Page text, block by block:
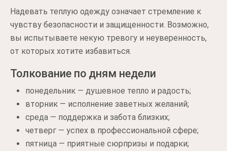
Надевать теплую одежду означает стремление к
чувству безопасности и защищенности. Возможно,
вы испытываете некую тревогу и неуверенность,
от которых хотите избавиться.
Толкование по дням недели
понедельник — душевное тепло и радость;
вторник — исполнение заветных желаний;
среда — поддержка и забота близких;
четверг — успех в профессиональной сфере;
пятница — приятные сюрпризы и подарки;